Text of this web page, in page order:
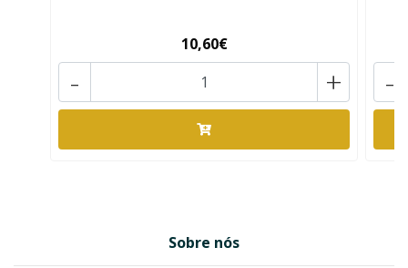
10,60€
+
- -
Sobre nós